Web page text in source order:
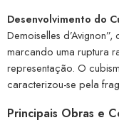
Desenvolvimento do
Demoiselles
marcando uma ruptura
representação. O
caracterizou-se pela
Principais Obras e